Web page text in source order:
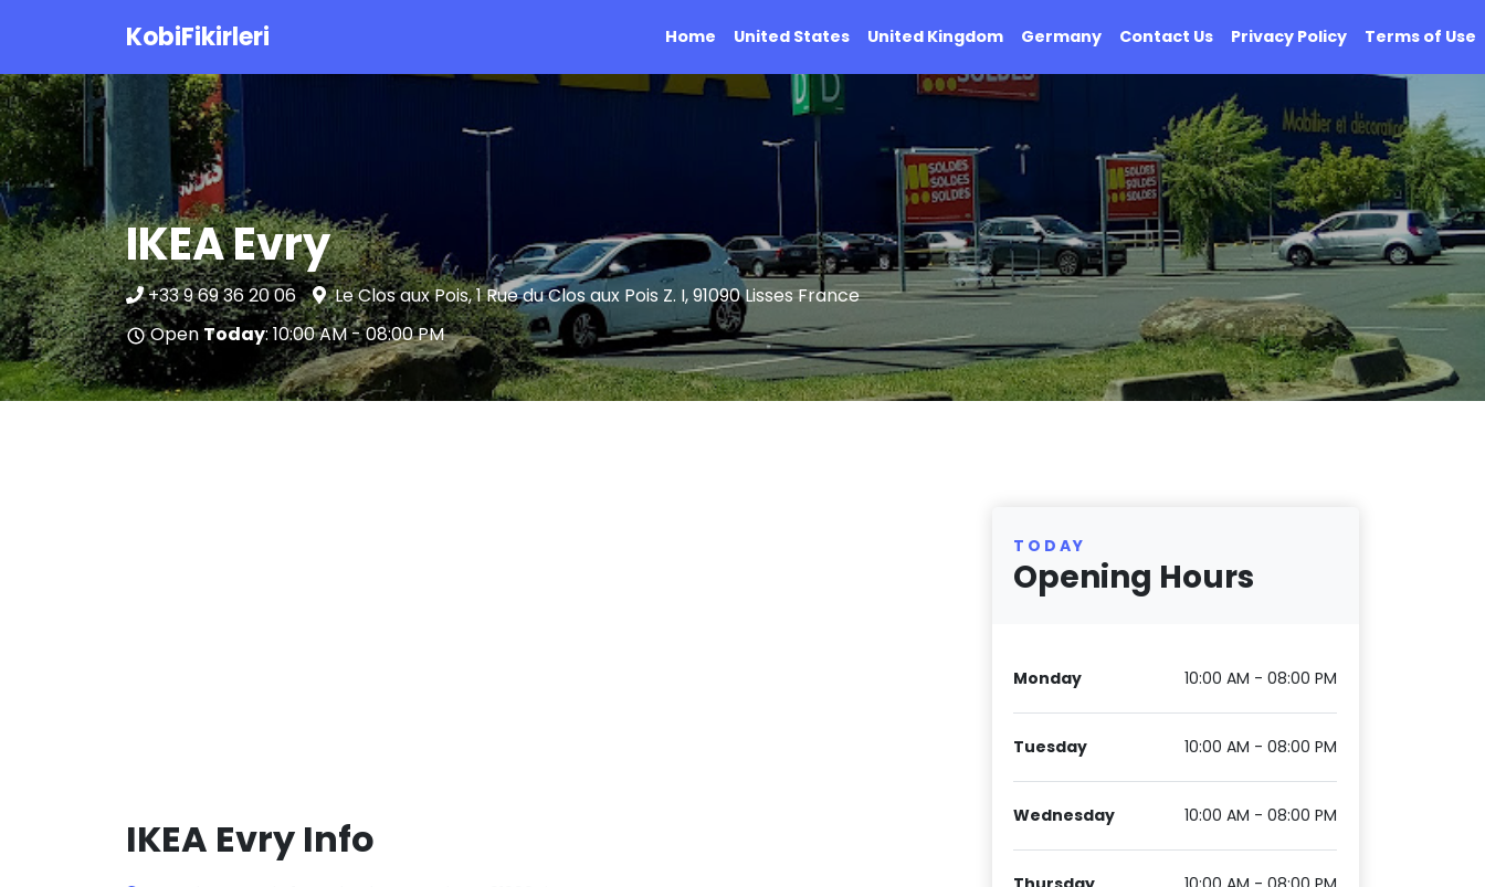
KobiFikirleri Home United States United Kingdom Germany Contact Us Privacy Policy Terms of Use
IKEA Evry
+33 9 69 36 20 06
Le Clos aux Pois, 1 Rue du Clos aux Pois Z. I, 91090 Lisses France
Open Today: 10:00 AM - 08:00 PM
IKEA Evry Info
TODAY
Opening Hours
Monday 10:00 AM - 08:00 PM
Tuesday 10:00 AM - 08:00 PM
Wednesday 10:00 AM - 08:00 PM